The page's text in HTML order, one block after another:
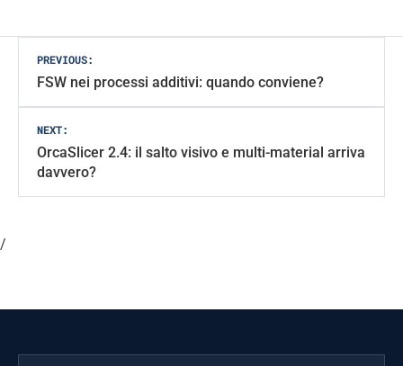
Post
navigation
PREVIOUS:
FSW nei processi additivi: quando conviene?
NEXT:
OrcaSlicer 2.4: il salto visivo e multi-material arriva
davvero?
/